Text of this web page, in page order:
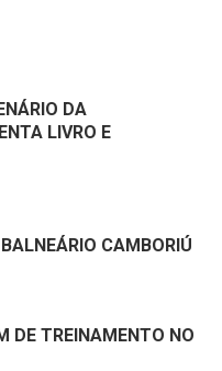
DA
LIVRO E
CAMBORIÚ
DE TREINAMENTO NO